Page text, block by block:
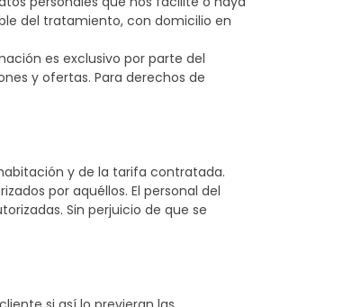
del tratamiento, con domicilio en
es exclusivo por parte del
y ofertas. Para derechos de
y de la tarifa contratada.
por aquéllos. El personal del
Sin perjuicio de que se